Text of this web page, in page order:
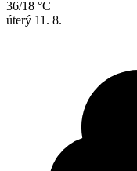
36/18 °C
úterý 11. 8.